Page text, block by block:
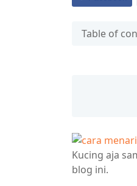
Table of
Kucing aja
blog ini.